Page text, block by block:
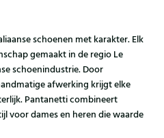
schoenen met karakter. Elk
gemaakt in de regio Le
schoenindustrie. Door
afwerking krijgt elke
Pantanetti combineert
voor dames en heren die waarde